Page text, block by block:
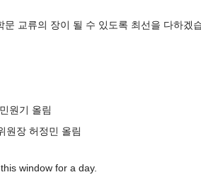
,Ik Soo Jeon4 ,Hwan-Ku
; Revised:
문 교류의 장이 될 수 있도록 최선을 다하겠
원기 올림
원장 허정민 올림
window for a day.